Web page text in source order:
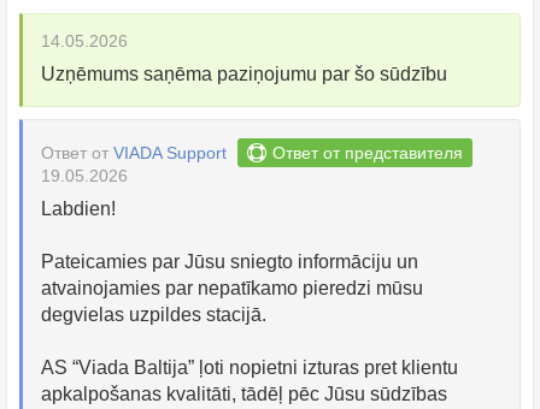
14.05.2026
Uzņēmums saņēma paziņojumu par šo sūdzību
Ответ от VIADA Support
Ответ от представителя
19.05.2026
Labdien!
Pateicamies par Jūsu sniegto informāciju un
atvainojamies par nepatīkamo pieredzi mūsu
degvielas uzpildes stacijā.
AS “Viada Baltija” ļoti nopietni izturas pret klientu
apkalpošanas kvalitāti, tādēļ pēc Jūsu sūdzības